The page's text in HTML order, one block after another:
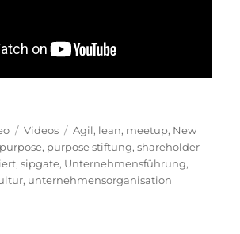
Kategorien
Videos Schlagwörter
Agil, lean, meetup, New
purpose, purpose stiftung,shareholder
,sipgate, Unternehmensführung,
, unternehmensorganisation